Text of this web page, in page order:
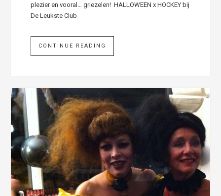
plezier en vooral… griezelen! HALLOWEEN x HOCKEY bij
De Leukste Club
CONTINUE READING